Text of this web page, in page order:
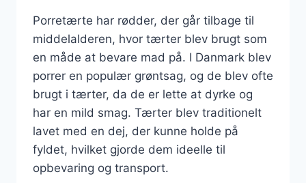
Porretærte har rødder, der går tilbage til
middelalderen, hvor tærter blev brugt som
en måde at bevare mad på. I Danmark blev
porrer en populær grøntsag, og de blev ofte
brugt i tærter, da de er lette at dyrke og
har en mild smag. Tærter blev traditionelt
lavet med en dej, der kunne holde på
fyldet, hvilket gjorde dem ideelle til
opbevaring og transport.